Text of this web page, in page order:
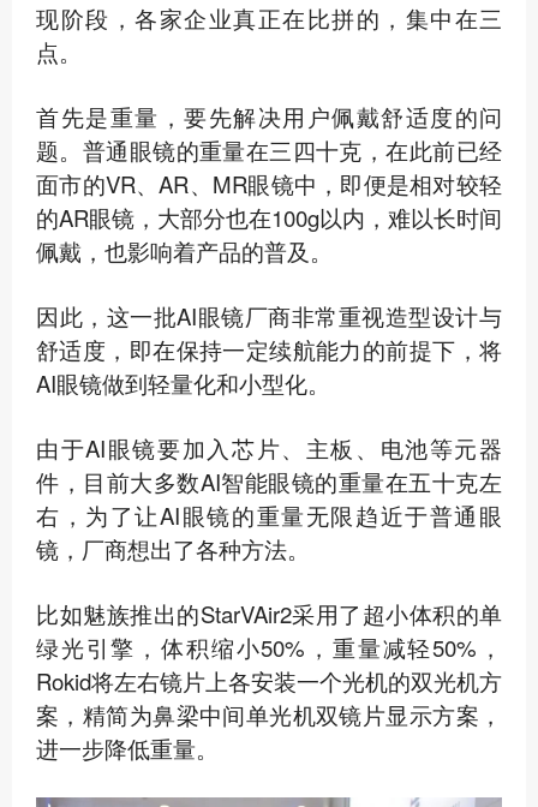
现阶段，各家企业真正在比拼的，集中在三
点。
首先是重量，要先解决用户佩戴舒适度的问
题。 普通眼镜的重量在三四十克，在此前已经
面市的VR、AR、MR眼镜中，即便是相对较轻
的AR眼镜，大部分也在100g以内，难以长时间
佩戴，也影响着产品的普及。
因此，这一批AI眼镜厂商非常重视造型设计与
舒适度，即在保持一定续航能力的前提下，将
AI眼镜做到轻量化和小型化。
由于AI眼镜要加入芯片、主板、电池等元器
件，目前大多数AI智能眼镜的重量在五十克左
右，为了让AI眼镜的重量无限趋近于普通眼
镜，厂商想出了各种方法。
比如魅族推出的StarVAir2采用了超小体积的单
绿光引擎，体积缩小50%，重量减轻50%，
Rokid将左右镜片上各安装一个光机的双光机方
案，精简为鼻梁中间单光机双镜片显示方案，
进一步降低重量。